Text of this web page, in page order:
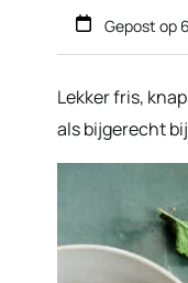
Gepost op
Lekker fris,
als bijgerecht